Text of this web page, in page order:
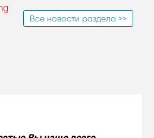
Все новости раздела >>